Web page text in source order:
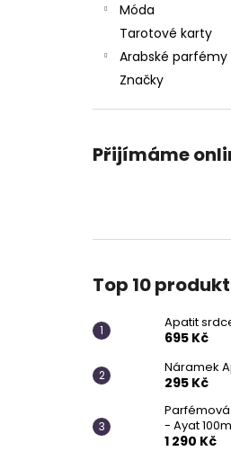
Móda
Tarotové karty
Arabské parfémy
Značky
Přijímáme
Top 10
Apatit
695 Kč
Náramek
295 Kč
Parfémová
- Ayat
1 290 Kč
APATIT SRDCE
695 Kč